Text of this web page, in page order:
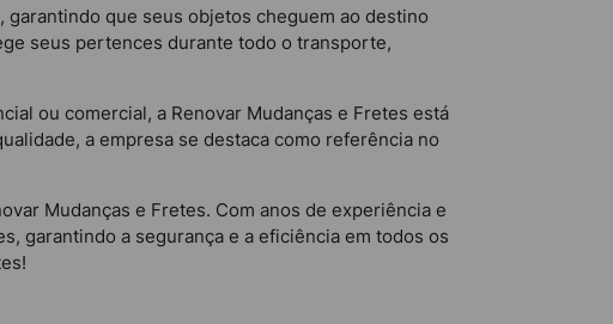
que seus objetos cheguem ao destino
seus pertences durante todo o transporte,
ou comercial, a Renovar Mudanças e Fretes está
a empresa se destaca como referência no
Mudanças e Fretes. Com anos de experiência e
garantindo a segurança e a eficiência em todos os